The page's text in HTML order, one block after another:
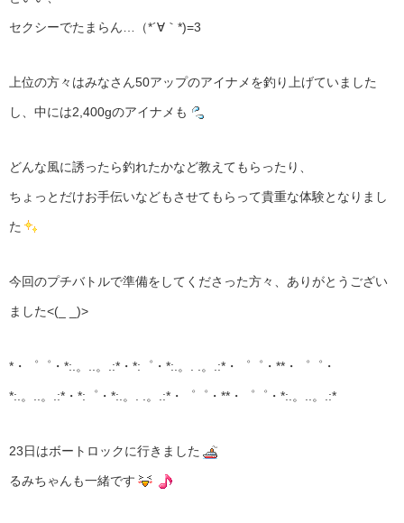
セクシーでたまらん…（*´∀｀*)=3
上位の方々はみなさん50アップのアイナメを釣り上げていました
し、中には2,400gのアイナメも
どんな風に誘ったら釣れたかなど教えてもらったり、
ちょっとだけお手伝いなどもさせてもらって貴重な体験となりまし
た
今回のプチバトルで準備をしてくださった方々、ありがとうござい
ました<(_ _)>
*・゜゜・*:.。..。.:*・*:゜・*:.。. .。.:*・゜゜・**・゜゜・
*:.。..。.:*・*:゜・*:.。. .。.:*・゜゜・**・゜゜・*:.。..。.:*
23日はボートロックに行きました
るみちゃんも一緒です